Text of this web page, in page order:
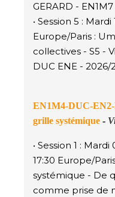
GERARD -
• Session 5 :
Europe/Paris :
collectives - S5 -
DUC ENE - 2026/
EN1M4-DUC-
grille systémique -
• Session 1 :
17:30 Europe/
systémique - De
comme prise de